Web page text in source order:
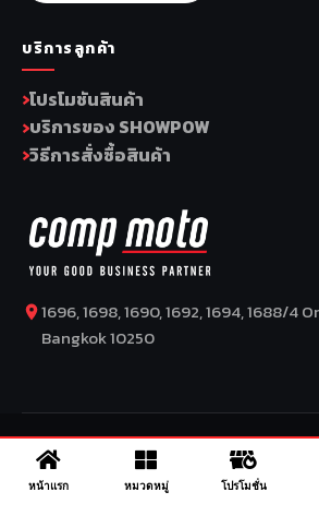
หน้าแรก หมวดหมู่ โปรโมชั่น
บริการลูกค้า
โปรโมชันสินค้า
บริการของ SHOWPOW
วิธีการสั่งซื้อสินค้า
1696, 1698, 1690, 1692, 1694, 1688/4
Bangkok 10250
COPYRIGHT BY COMP MOTO CO., LTD ©
SuperDrive– ข่าวรถยนต์ รีวิวรถยนต์ไฟฟ้
จักรยานยนต์ รีวิวมอเตอร์ไซค์ ข่าวมอเตอร์